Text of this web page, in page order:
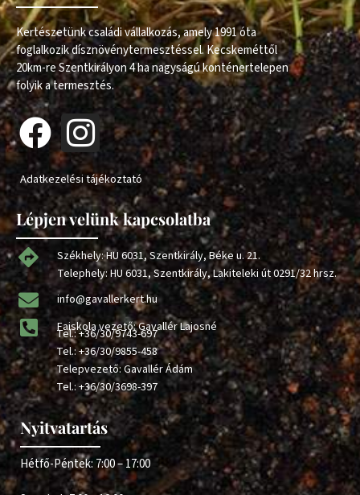
Kertészetünk családi vállalkozás, amely 1991 óta
foglalkozik dísznövénytermesztéssel. Kecskeméttől
20km-re Szentkirályon 4 ha nagyságú konténertelepen
folyik a termesztés.
Adatkezelési tájékoztató
Lépjen velünk kapcsolatba
Székhely: HU 6031, Szentkirály, Béke u. 21.
Telephely: HU 6031, Szentkirály, Lakiteleki út 0291/32 hrsz.
info@gavallerkert.hu
Faiskola vezető: Gavallér Lajosné
Tel.:+36/30/9743-697
Tel.:+36/30/9855-458
Telepvezető: Gavallér Ádám
Tel.:+36/30/3698-397
Nyitvatartás
Hétfő-Péntek: 7:00 – 17:00